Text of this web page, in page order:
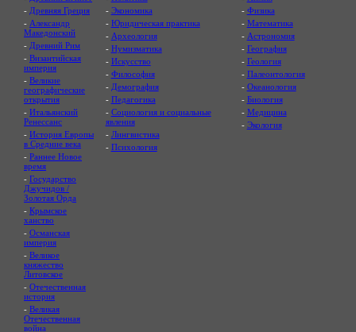
- Древняя Греция
- Александр
Македонский
- Древний Рим
- Византийская
империя
- Великие
географические
открытия
- Итальянский
Ренессанс
- История Европы
в Средние века
- Раннее Новое
время
- Государство
Джучидов /
Золотая Орда
- Крымское
ханство
- Османская
империя
- Великое
княжество
Литовское
- Отечественная
история
- Великая
Отечественная
война
- Экономика
- Юридическая практика
- Археология
- Нумизматика
- Искусство
- Философия
- Демография
- Педагогика
- Социология и социальные
явления
- Лингвистика
- Психология
- Физика
- Математика
- Астрономия
- География
- Геология
- Палеонтология
- Океанология
- Биология
- Медицина
- Экология